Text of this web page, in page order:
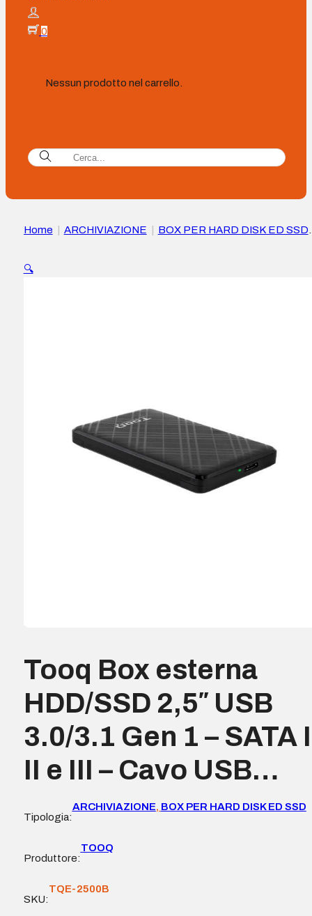
0
Nessun prodotto nel carrello.
Home ARCHIVIAZIONE
BOX PER HARD DISK ED SSD
I, II e III – Cavo USB…
🔍
Tooq Box esterna
HDD/SSD 2,5″ USB
3.0/3.1 Gen 1 – SATA
II e III – Cavo USB…
Tipologia:
ARCHIVIAZIONE, BOX PER HARD DISK ED SSD
Produttore:
TOOQ
SKU:
TQE-2500B